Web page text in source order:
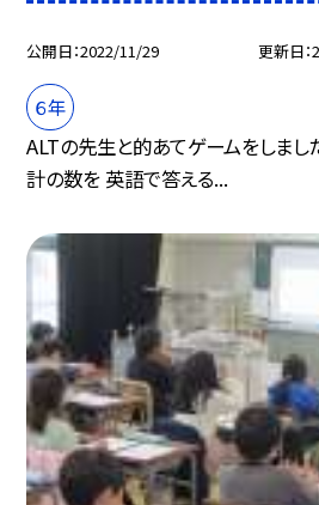
公開日 2022/11/29 更新日
６年
ALTの先生と的あてゲームをしまし
計の数を 英語で答える...